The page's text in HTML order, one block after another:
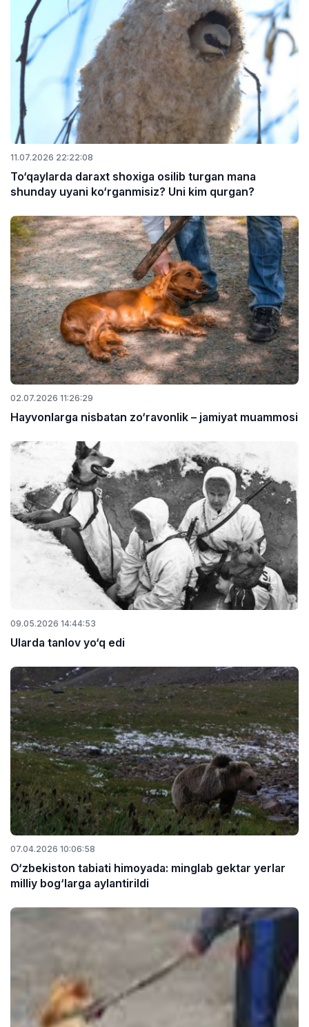
11.07.2026 22:22:08
To‘qaylarda daraxt shoxiga osilib turgan mana
shunday uyani ko‘rganmisiz? Uni kim qurgan?
02.07.2026 11:26:29
Hayvonlarga nisbatan zo‘ravonlik – jamiyat muammosi
09.05.2026 14:44:53
Ularda tanlov yo‘q edi
07.04.2026 10:06:58
O‘zbekiston tabiati himoyada: minglab gektar yerlar
milliy bog‘larga aylantirildi